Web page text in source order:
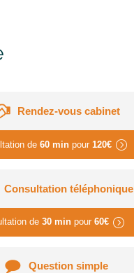
Rendez-vous cabinet
de 60 minpour 120€
Consultation téléphonique
de 30 min pour 60€
Question simple